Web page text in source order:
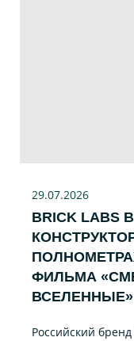
29.07.2026
BRICK
ФИЛЬМА
ВСЕЛЕННЫЕ»
Российский